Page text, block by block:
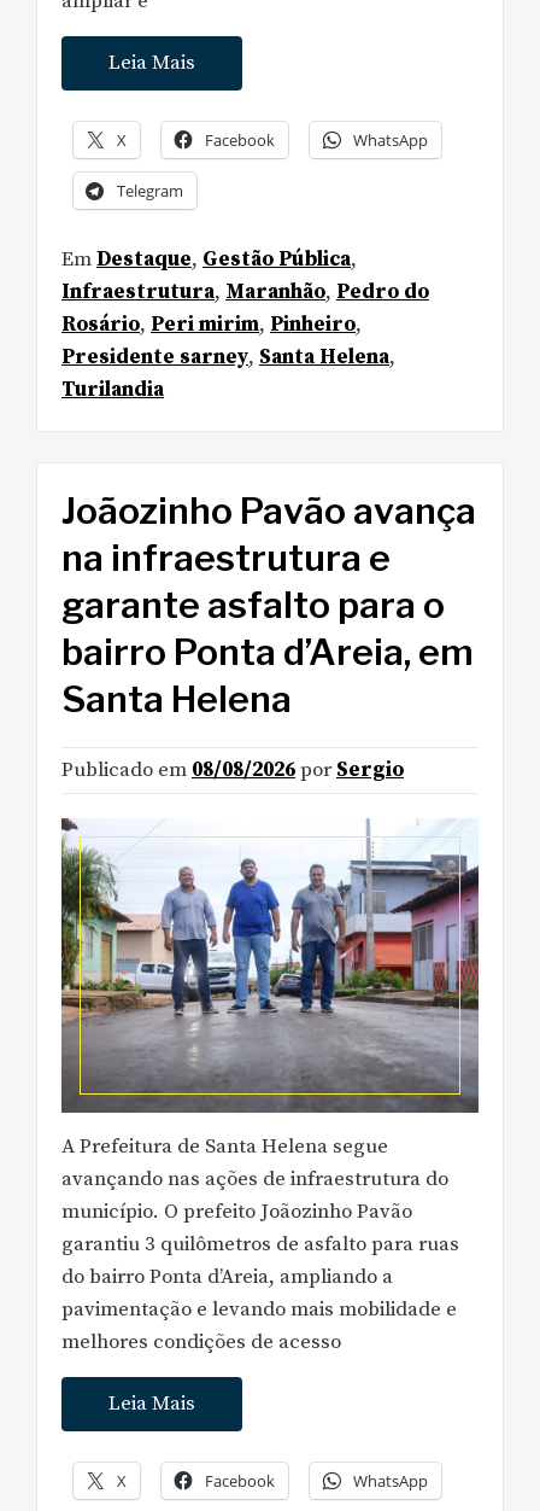
Leia Mais
X Facebook WhatsApp
Telegram
EmDestaque, Gestão Pública,
Infraestrutura, Maranhão, Pedro do
Rosário, Peri mirim, Pinheiro,
Presidente sarney, Santa Helena,
Turilandia
Joãozinho Pavão avança
na infraestrutura e
garante asfalto para o
bairro Ponta d’Areia, em
Santa Helena
Publicado em 08/08/2026por Sergio
A Prefeitura de Santa Helena segue
avançando nas ações de infraestrutura do
município. O prefeito Joãozinho Pavão
garantiu 3 quilômetros de asfalto para ruas
do bairro Ponta d’Areia, ampliando a
pavimentação e levando mais mobilidade e
melhores condições de acesso
Leia Mais
X Facebook WhatsApp